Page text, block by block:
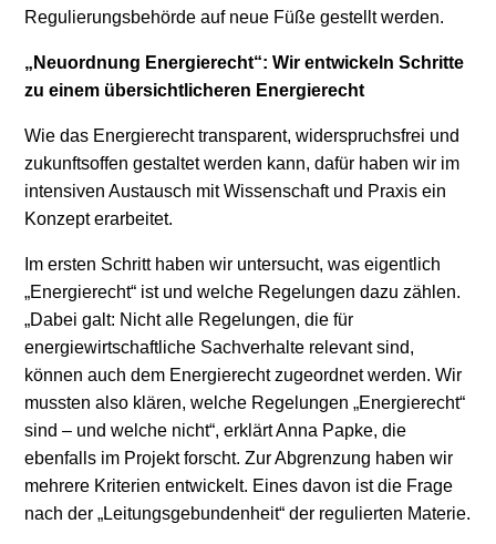
Regulierungsbehörde auf neue Füße gestellt werden.
„Neuordnung Energierecht“: Wir entwickeln Schritte
zu einem übersichtlicheren Energierecht
Wie das Energierecht transparent, widerspruchsfrei und
zukunftsoffen gestaltet werden kann, dafür haben wir im
intensiven Austausch mit Wissenschaft und Praxis ein
Konzept erarbeitet.
Im ersten Schritt haben wir untersucht, was eigentlich
„Energierecht“ ist und welche Regelungen dazu zählen.
„Dabei galt: Nicht alle Regelungen, die für
energiewirtschaftliche Sachverhalte relevant sind,
können auch dem Energierecht zugeordnet werden. Wir
mussten also klären, welche Regelungen „Energierecht“
sind – und welche nicht“, erklärt Anna Papke, die
ebenfalls im Projekt forscht. Zur Abgrenzung haben wir
mehrere Kriterien entwickelt. Eines davon ist die Frage
nach der „Leitungsgebundenheit“ der regulierten Materie.